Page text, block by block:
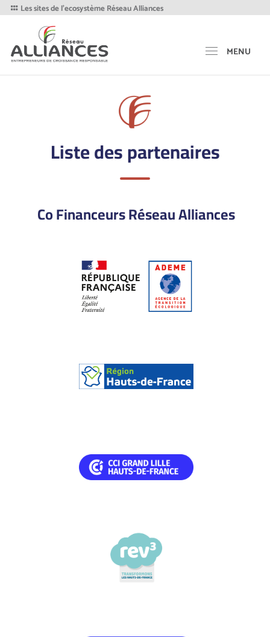
Les sites de l'ecosystème Réseau Alliances
MENU
Liste des partenaires
Co Financeurs Réseau Alliances